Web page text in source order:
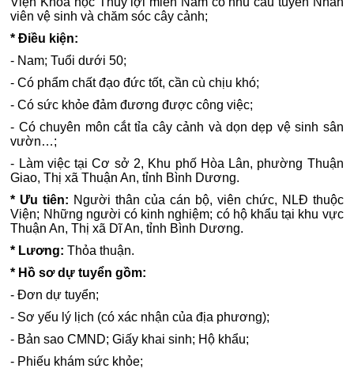
viên vệ sinh và chăm sóc cây cảnh;
* Điều kiện:
- Nam; Tuổi dưới 50;
- Có phẩm chất đạo đức tốt, cần cù chịu khó;
- Có sức khỏe đảm đương được công việc;
- Có chuyên môn cắt tỉa cây cảnh và dọn dẹp vệ sinh sân
vườn…;
- Làm việc tại Cơ sở 2, Khu phố Hòa Lân, phường Thuận
Giao, Thị xã Thuận An, tỉnh Bình Dương.
* Ưu tiên: Người thân của cán bộ, viên chức, NLĐ thuộc
Viện; Những người có kinh nghiệm; có hộ khẩu tại khu vực
Thuận An, Thị xã Dĩ An, tỉnh Bình Dương.
* Lương: Thỏa thuận.
* Hồ sơ dự tuyển gồm:
- Đơn dự tuyển;
- Sơ yếu lý lịch (có xác nhận của địa phương);
- Bản sao CMND; Giấy khai sinh; Hộ khẩu;
- Phiếu khám sức khỏe;